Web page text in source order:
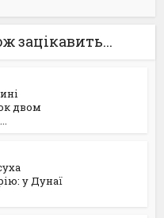
зацікавить...
двом
у Дунаї